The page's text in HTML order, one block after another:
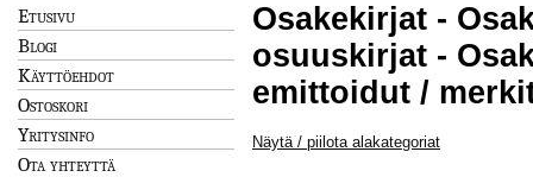
Etusivu
Blogi
Käyttöehdot
Ostoskori
Yritysinfo
Ota yhteyttä
Osakekirjat -
osuuskirjat -
emittoidut /
Näytä / piilota alakategoriat